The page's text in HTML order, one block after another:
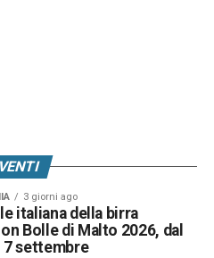
3 giorni ago
italiana della birra
Bolle di Malto 2026, dal
7 settembre